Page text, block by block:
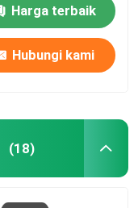
Harga terbaik
Hubungi kami
(18)